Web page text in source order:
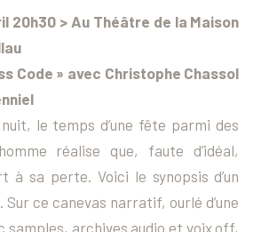
20h30 > Au Théâtre de la Maison
Code » avec Christophe Chassol
le temps d’une fête parmi des
réalise que, faute d’idéal,
à sa perte. Voici le synopsis d’un
ce canevas narratif, ourlé d’une
samples, archives audio et voix off,